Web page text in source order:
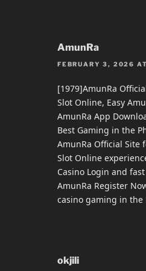
AmunRa
FEBRUARY 3, 2026
[1979]AmunRa
Slot Online, Easy
AmunRa App
Best Gaming in the
AmunRa Official Site
Slot Online
Casino Login and
AmunRa Register
casino gaming in the
okjili